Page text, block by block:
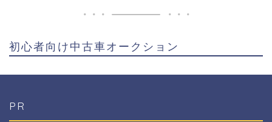
初心者向け中古車オークション
PR